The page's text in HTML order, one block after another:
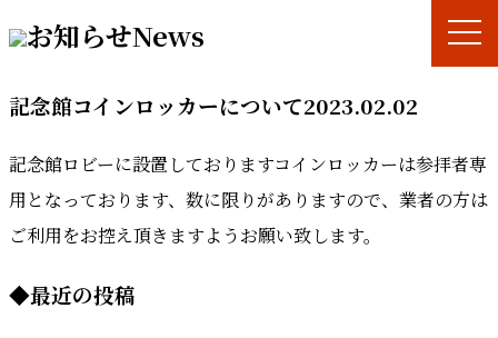
お知らせNews
記念館コインロッカーについて2023.02.02
記念館ロビーに設置しておりますコインロッカーは参拝者専
用となっております、数に限りがありますので、業者の方は
ご利用をお控え頂きますようお願い致します。
◆最近の投稿